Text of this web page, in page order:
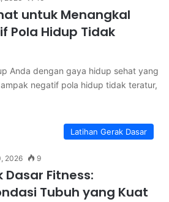
untuk Menangkal
Pola Hidup Tidak
Anda dengan gaya hidup sehat yang
negatif pola hidup tidak teratur,
Latihan Gerak Dasar
2026 9
Fitness:
Tubuh yang Kuat